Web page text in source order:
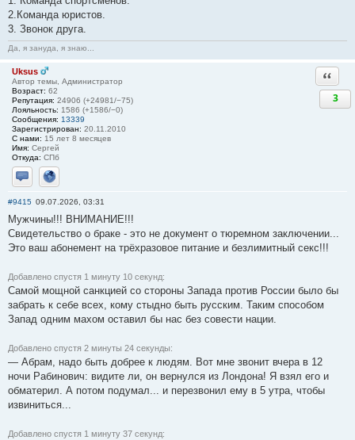
2.Команда юристов.
3. Звонок друга.
Да, я зануда, я знаю...
Uksus
Автор темы, Администратор
Возраст: 62
Репутация: 24906 (+24981/−75)
Лояльность: 1586 (+1586/−0)
Сообщения: 13339
Зарегистрирован: 20.11.2010
С нами: 15 лет 8 месяцев
Имя: Сергей
Откуда: СПб
Отправить личное сообщение
Сайт
3
#9415 09.07.2026, 03:31
Мужчины!!! ВНИМАНИЕ!!!
Свидетельство о браке - это не документ о тюремном заключении...
Это ваш абонемент на трёхразовое питание и безлимитный ceкс!!!
Добавлено спустя 1 минуту 10 секунд:
Самой мощной санкцией со стороны Запада против России было бы
забрать к себе всех, кому стыдно быть русским. Таким способом
Запад одним махом оставил бы нас без совести нации.
Добавлено спустя 2 минуты 24 секунды:
— Абрам, надо быть добрее к людям. Вот мне звонит вчера в 12
ночи Рабинович: видите ли, он вернулся из Лондона! Я взял его и
обматерил. А потом подумал... и перезвонил ему в 5 утра, чтобы
извиниться...
Добавлено спустя 1 минуту 37 секунд: